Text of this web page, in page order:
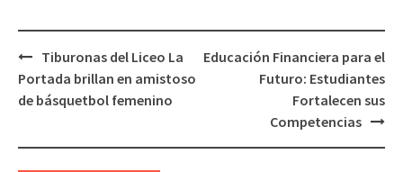
Navegación
de
entradas
Tiburonas del Liceo La
Portada brillan en amistoso
de básquetbol femenino
Educación Financiera para el
Futuro: Estudiantes
Fortalecen sus
Competencias